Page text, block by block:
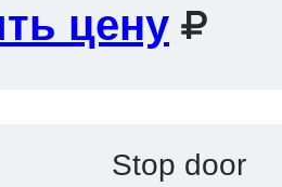
цену
Stop door